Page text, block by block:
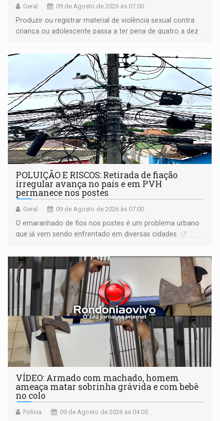
Geral 09 de Agosto de 2026 às 07:00
Produzir ou registrar material de violência sexual contra
criança ou adolescente passa a ter pena de quatro a dez
POLUIÇÃO E RISCOS: Retirada de fiação
irregular avança no país e em PVH
permanece nos postes
Geral 09 de Agosto de 2026 às 07:00
O emaranhado de fios nos postes é um problema urbano
que já vem sendo enfrentado em diversas cidades
VÍDEO: Armado com machado, homem
ameaça matar sobrinha grávida e com bebê
no colo
Polícia 09 de Agosto de 2026 às 04:05